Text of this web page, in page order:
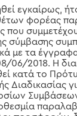
εγκαίρως,
φορέας
που
σύμβασης
με τα
06/2018. Η
κατά το
Διαδικασίας